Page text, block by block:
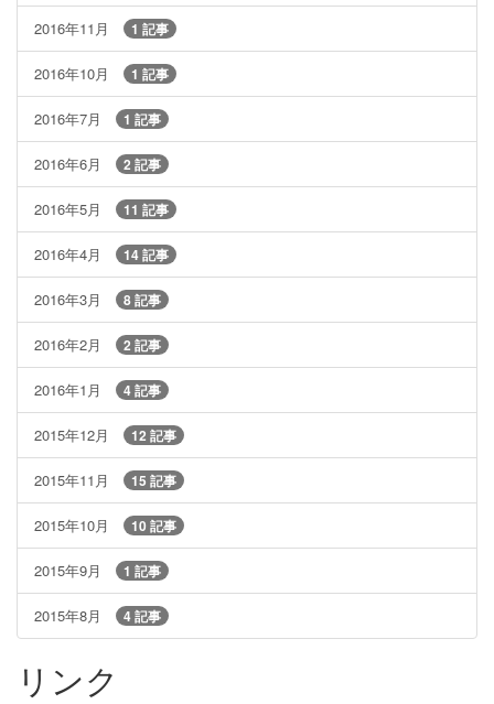
2016年11月 1 記事
2016年10月 1 記事
2016年7月 1 記事
2016年6月 2 記事
2016年5月 11 記事
2016年4月 14 記事
2016年3月 8 記事
2016年2月 2 記事
2016年1月 4 記事
2015年12月 12 記事
2015年11月 15 記事
2015年10月 10 記事
2015年9月 1 記事
2015年8月 4 記事
リンク